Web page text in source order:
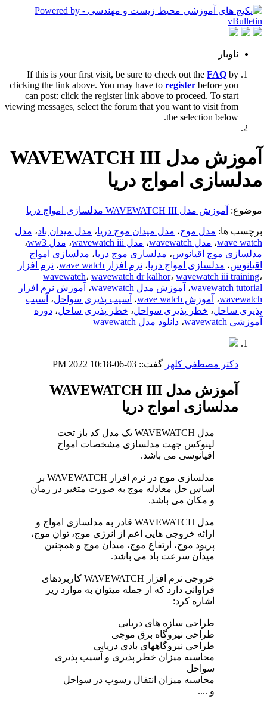
ناوبار
If this is your first visit, be sure to check out the FAQ by
clicking the link above. You may have to register before you
can post: click the register link above to proceed. To start
viewing messages, select the forum that you want to visit from
the selection below.
آموزش مدل WAVEWATCH III
مدلسازی امواج دریا
موضوع: آموزش مدل WAVEWATCH III مدلسازی امواج دریا
برچسب ها: مدل موج، مدل میدان موج دریا، مدل میدان باد، مدل
wave watch، مدل wavewatch ، مدل wavewatch iii ، مدل ww3
،
مدلسازی موج اقیانوس، مدلسازی موج دریا، مدلسازی امواج
اقیانوس، مدلسازی امواج دریا، نرم افزار wave watch ، نرم افزار
wavewatch، wavewatch dr kalhor، wavewatch iii training،
wavewatch tutorial، آموزش مدل wavewatch ، آموزش نرم افزار
wavewatch، آموزش wave watch ، آسیب پذیری سواحل، آسیب
پذیری ساحل، خطر پذیری سواحل، خطر پذیری ساحل، دوره
آموزشی wavewatch
، دانلود مدل wavewatch
دکتر مصطفی کلهر گفت:: 03-06-2022
10:18 PM
آموزش مدل WAVEWATCH III
مدلسازی امواج دریا
مدل WAVEWATCH یک مدل کد باز تحت
لینوکس جهت مدلسازی مشخصات امواج
اقیانوسی می باشد.
مدلسازی موج در نرم افزار WAVEWATCH بر
اساس حل معادله موج به صورت متغیر در زمان
و مکان می باشد.
مدل WAVEWATCH قادر به مدلسازی امواج و
ارائه خروجی هایی اعم از انرژی موج، توان موج،
پریود موج، ارتفاع موج، میدان موج و همچنین
میدان سرعت باد می باشد.
خروجی نرم افزار WAVEWATCH کاربردهای
فراوانی دارد که از جمله میتوان به موارد زیر
اشاره کرد:
طراحی سازه های دریایی
طراحی نیروگاه برق موجی
طراحی نیروگاههای بادی دریایی
محاسبه میزان خطر پذیری و آسیب پذیری
سواحل
محاسبه میزان انتقال رسوب در سواحل
و ....